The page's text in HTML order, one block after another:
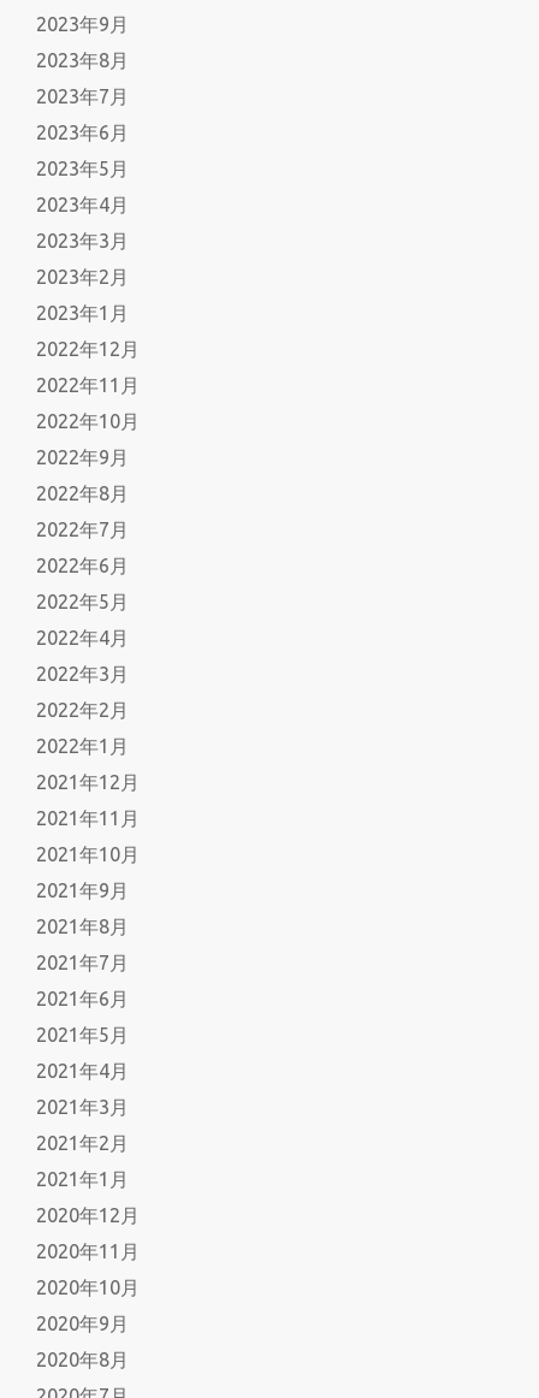
2023年9月
2023年8月
2023年7月
2023年6月
2023年5月
2023年4月
2023年3月
2023年2月
2023年1月
2022年12月
2022年11月
2022年10月
2022年9月
2022年8月
2022年7月
2022年6月
2022年5月
2022年4月
2022年3月
2022年2月
2022年1月
2021年12月
2021年11月
2021年10月
2021年9月
2021年8月
2021年7月
2021年6月
2021年5月
2021年4月
2021年3月
2021年2月
2021年1月
2020年12月
2020年11月
2020年10月
2020年9月
2020年8月